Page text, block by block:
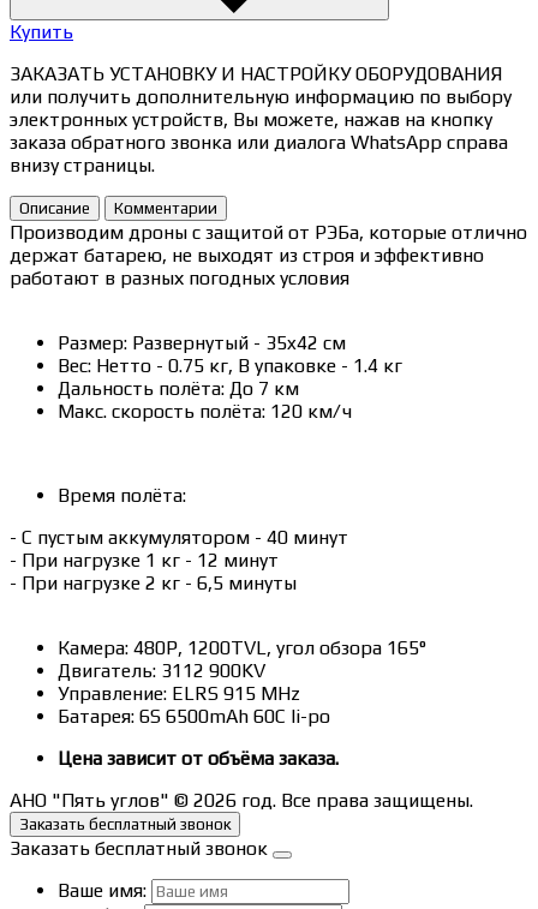
Купить
ЗАКАЗАТЬ УСТАНОВКУ И НАСТРОЙКУ ОБОРУДОВАНИЯ
или получить дополнительную информацию по выбору
электронных устройств, Вы можете, нажав на кнопку
заказа обратного звонка или диалога WhatsApp справа
внизу страницы.
Описание Комментарии
Производим дроны с защитой от РЭБа, которые отлично
держат батарею, не выходят из строя и эффективно
работают в разных погодных условия
Размер: Развернутый - 35x42 см
Вес: Нетто - 0.75 кг, В упаковке - 1.4 кг
Дальность полёта: До 7 км
Макс. скорость полёта: 120 км/ч
Время полёта:
- С пустым аккумулятором - 40 минут
- При нагрузке 1 кг - 12 минут
- При нагрузке 2 кг - 6,5 минуты
Камера: 480P, 1200TVL, угол обзора 165°
Двигатель: 3112 900KV
Управление: ELRS 915 MHz
Батарея: 6S 6500mAh 60C li-po
Цена зависит от объёма заказа.
АНО "Пять углов" © 2026 год. Все права защищены.
Заказать бесплатный звонок
Заказать бесплатный звонок
Ваше имя: